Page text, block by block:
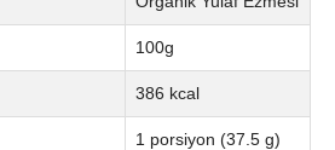
100g
386 kcal
1 porsiyon (37.5 g)